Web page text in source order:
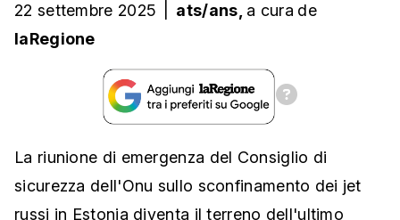
22 settembre 2025 ats/ans, a cura de
laRegione
La riunione di emergenza del Consiglio di
sicurezza dell'Onu sullo sconfinamento dei jet
russi in Estonia diventa il terreno dell'ultimo